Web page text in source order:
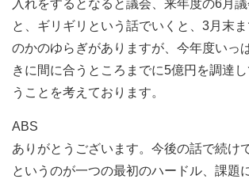
入れをするとなると議会、来年度の6月
と、ギリギリという話でいくと、3月末
のかのゆらぎがありますが、今年度いっ
きに間に合うところまでに5億円を調達
うことを考えております。
ABS
ありがとうございます。今後の話で続け
というのが一つの最初のハードル、課題